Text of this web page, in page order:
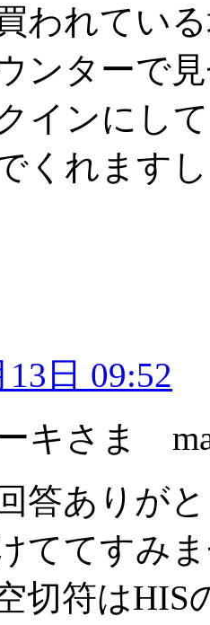
われてい
ンターで
インにし
くれます
日 09:52
キさま
答ありが
ててすみ
切符はHIS